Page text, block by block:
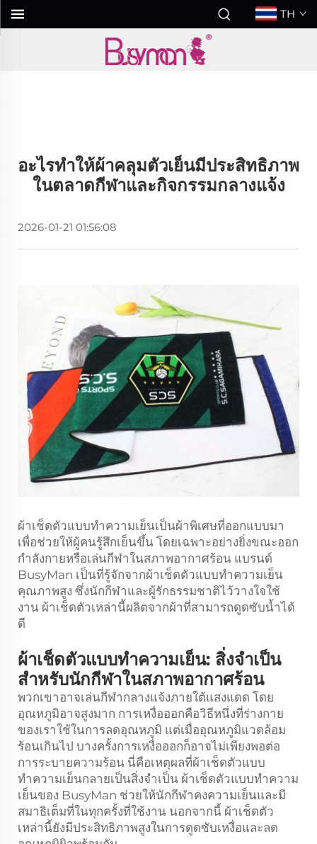
TH
อะไรทำให้ผ้าคลุมตัวเย็นมีประสิทธิภาพ
ในตลาดกีฬาและกิจกรรมกลางแจ้ง
2026-01-21 01:56:08
ผ้าเช็ดตัวแบบทำความเย็นเป็นผ้าพิเศษที่ออกแบบมา
เพื่อช่วยให้ผู้คนรู้สึกเย็นขึ้น โดยเฉพาะอย่างยิ่งขณะออก
กำลังกายหรือเล่นกีฬาในสภาพอากาศร้อน แบรนด์
BusyMan เป็นที่รู้จักจากผ้าเช็ดตัวแบบทำความเย็น
คุณภาพสูง ซึ่งนักกีฬาและผู้รักธรรมชาติไว้วางใจใช้
งาน ผ้าเช็ดตัวเหล่านี้ผลิตจากผ้าที่สามารถดูดซับน้ำได้
ดี
ผ้าเช็ดตัวแบบทำความเย็น: สิ่งจำเป็น
สำหรับนักกีฬาในสภาพอากาศร้อน
พวกเขาอาจเล่นกีฬากลางแจ้งภายใต้แสงแดด โดย
อุณหภูมิอาจสูงมาก การเหงื่อออกคือวิธีหนึ่งที่ร่างกาย
ของเราใช้ในการลดอุณหภูมิ แต่เมื่ออุณหภูมิแวดล้อม
ร้อนเกินไป บางครั้งการเหงื่อออกก็อาจไม่เพียงพอต่อ
การระบายความร้อน นี่คือเหตุผลที่ผ้าเช็ดตัวแบบ
ทำความเย็นกลายเป็นสิ่งจำเป็น ผ้าเช็ดตัวแบบทำความ
เย็นของ BusyMan ช่วยให้นักกีฬาคงความเย็นและมี
สมาธิเต็มที่ในทุกครั้งที่ใช้งาน นอกจากนี้ ผ้าเช็ดตัว
เหล่านี้ยังมีประสิทธิภาพสูงในการดูดซับเหงื่อและลด